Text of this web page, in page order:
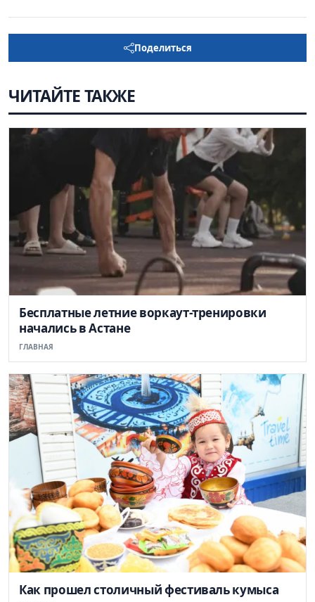
Поделиться
ЧИТАЙТЕ ТАКЖЕ
Бесплатные летние воркаут-тренировки
начались в Астане
ГЛАВНАЯ
Как прошел столичный фестиваль кумыса